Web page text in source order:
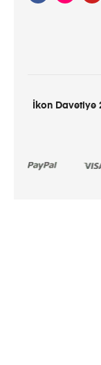
İkon Davetiye